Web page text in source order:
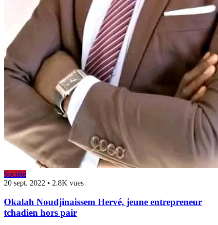
Société
20 sept. 2022 • 2.8K vues
Okalah Noudjinaissem Hervé, jeune entrepreneur
tchadien hors pair